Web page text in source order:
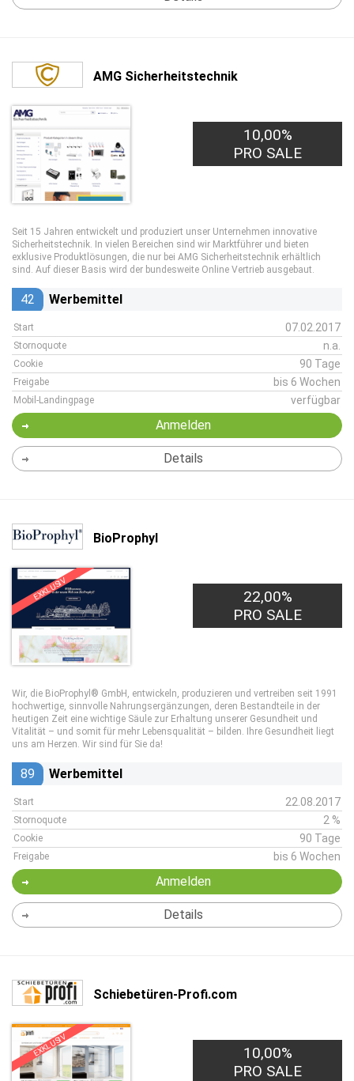
AMG Sicherheitstechnik
10,00%
PRO SALE
Seit 15 Jahren entwickelt und produziert unser Unternehmen innovative
Sicherheitstechnik. In vielen Bereichen sind wir Marktführer und bieten
exklusive Produktlösungen, die nur bei AMG Sicherheitstechnik erhältlich
sind. Auf dieser Basis wird der bundesweite Online Vertrieb ausgebaut.
42 Werbemittel
Start 07.02.2017
Stornoquote n.a.
Cookie 90 Tage
Freigabe bis 6 Wochen
Mobil-Landingpage verfügbar
Anmelden
Details
BioProphyl
EXKLUSIV
22,00%
PRO SALE
Wir, die BioProphyl® GmbH, entwickeln, produzieren und vertreiben seit 1991
hochwertige, sinnvolle Nahrungsergänzungen, deren Bestandteile in der
heutigen Zeit eine wichtige Säule zur Erhaltung unserer Gesundheit und
Vitalität – und somit für mehr Lebensqualität – bilden. Ihre Gesundheit liegt
uns am Herzen. Wir sind für Sie da!
89 Werbemittel
Start 22.08.2017
Stornoquote 2 %
Cookie 90 Tage
Freigabe bis 6 Wochen
Anmelden
Details
Schiebetüren-Profi.com
EXKLUSIV
10,00%
PRO SALE